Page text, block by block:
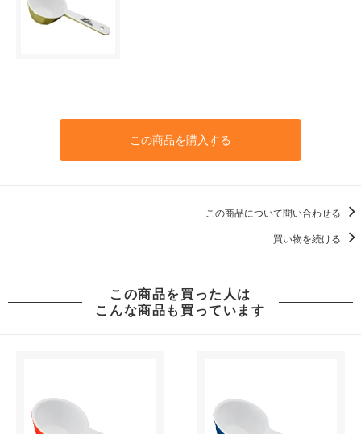
この商品を購入する
この商品について問い合わせる
買い物を続ける
この商品を買った人は
こんな商品も買っています